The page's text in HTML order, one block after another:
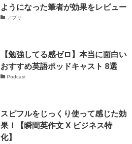
ようになった筆者が効果をレビュー
アプリ
【勉強してる感ゼロ】本当に面白い
おすすめ英語ポッドキャスト 8選
Podcast
スピフルをじっくり使って感じた効
果！【瞬間英作文 X ビジネス特
化】